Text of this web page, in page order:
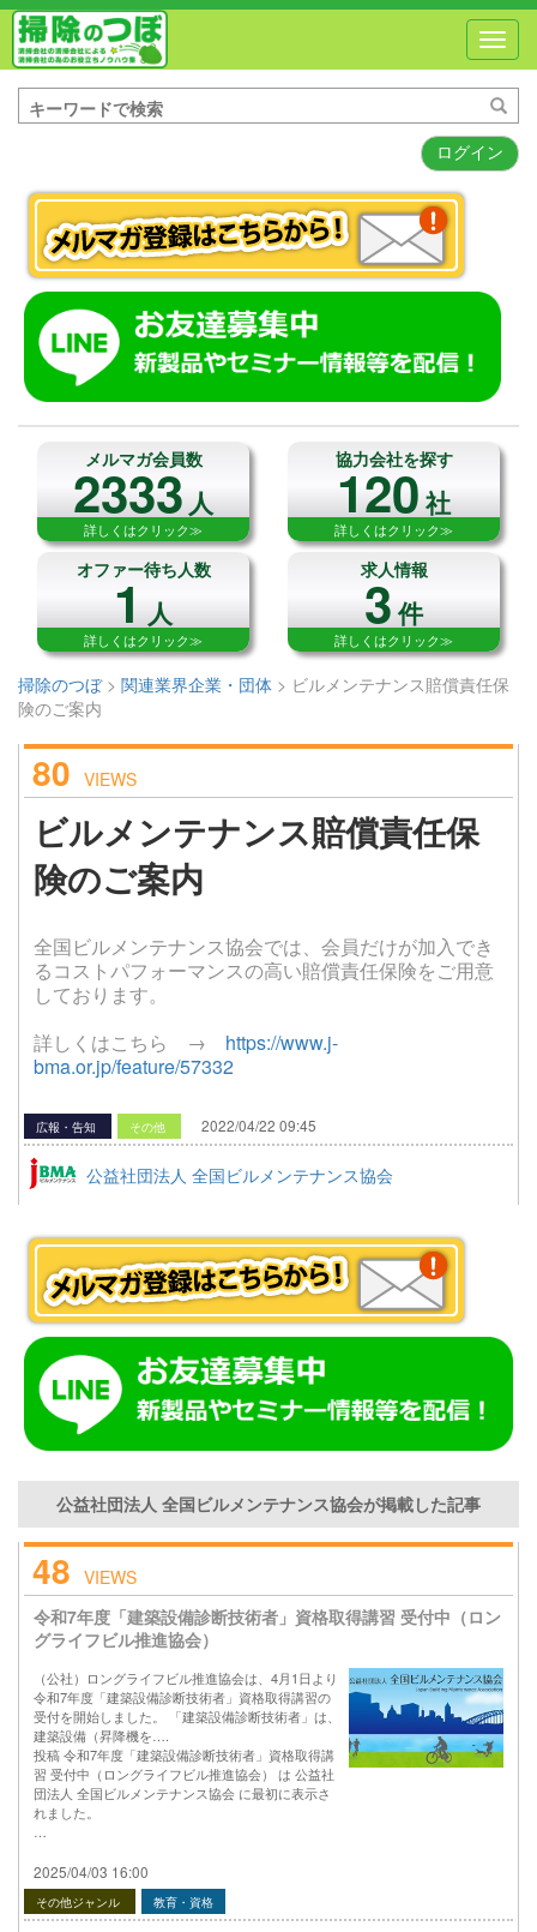
ログイン
メルマガ会員数
2333人
詳しくはクリック≫
協力会社を探す
120社
詳しくはクリック≫
オファー待ち人数
1人
詳しくはクリック≫
求人情報
3件
詳しくはクリック≫
掃除のつぼ> 関連業界企業・団体 > ビルメンテナンス賠償責任保
険のご案内
80 VIEWS
ビルメンテナンス賠償責任保
険のご案内
全国ビルメンテナンス協会では、会員だけが加入でき
るコストパフォーマンスの高い賠償責任保険をご用意
しております。
詳しくはこちら → https://www.j-
bma.or.jp/feature/57332
広報・告知 その他 2022/04/22 09:45
公益社団法人 全国ビルメンテナンス協会
公益社団法人 全国ビルメンテナンス協会が掲載した記事
48 VIEWS
令和7年度「建築設備診断技術者」資格取得講習 受付中（ロン
グライフビル推進協会）
（公社）ロングライフビル推進協会は、4月1日より
令和7年度「建築設備診断技術者」資格取得講習の
受付を開始しました。 「建築設備診断技術者」は、
建築設備（昇降機を….
投稿 令和7年度「建築設備診断技術者」資格取得講
習 受付中（ロングライフビル推進協会） は 公益社
団法人 全国ビルメンテナンス協会 に最初に表示さ
れました。
2025/04/03 16:00
その他ジャンル 教育・資格